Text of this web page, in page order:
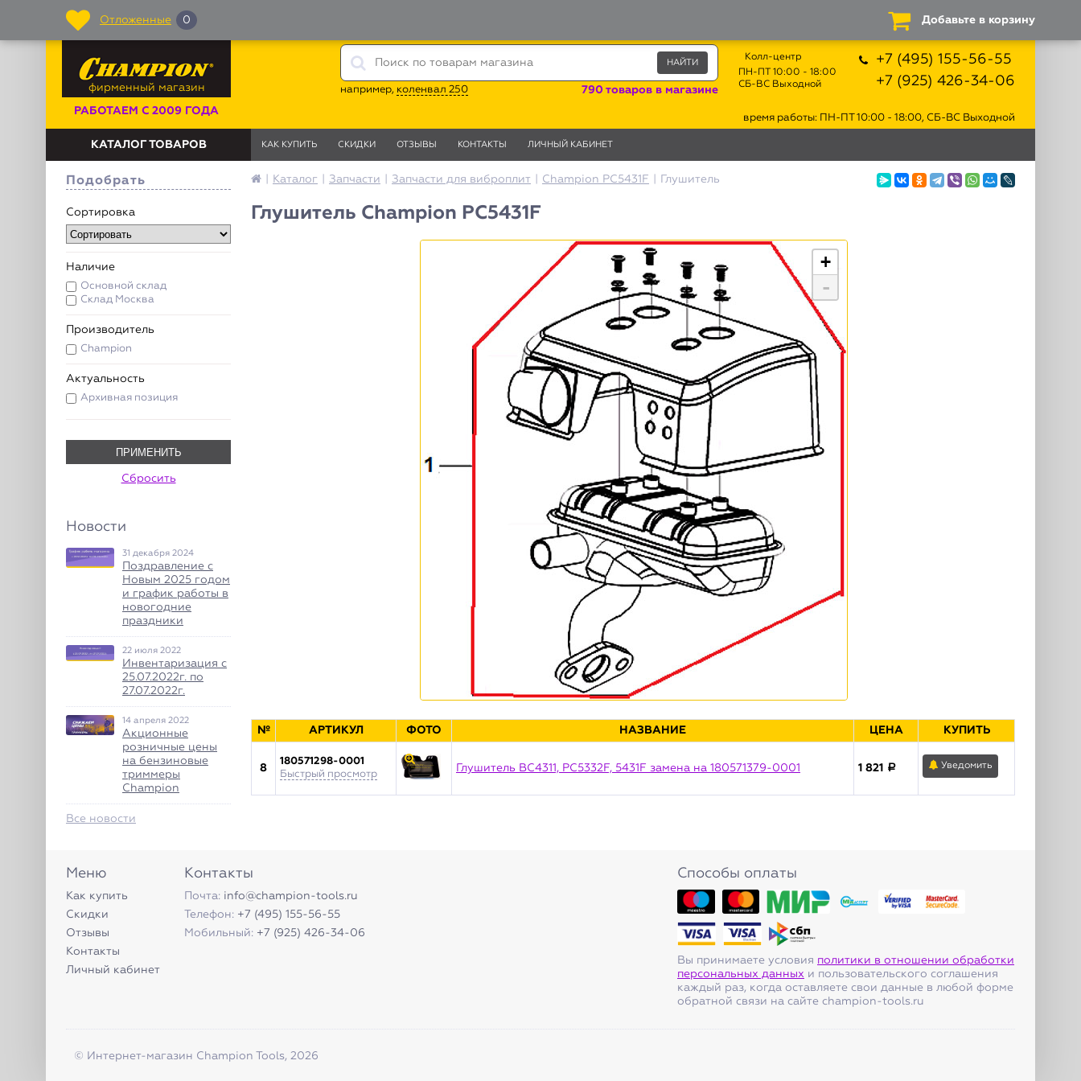
Каталог Запчасти Запчасти для виброплит Champion PC5431F Глушитель
Глушитель Champion PC5431F
№ АРТИКУЛ ФОТО НАЗВАНИЕ ЦЕНА КУПИТЬ
8
180571298-0001
Быстрый просмотр
Глушитель BC4311, PC5332F, 5431F замена на 180571379-0001 1 821 a Уведомить
Подобрать
Сортировка
Наличие
Основной склад
Склад Москва
Производитель
Champion
Актуальность
Архивная позиция
ПРИМЕНИТЬ
Сбросить
Новости
31 декабря 2024
Поздравление с
Новым 2025 годом
и график работы в
новогодние
праздники
22 июля 2022
Инвентаризация с
25.07.2022г. по
27.07.2022г.
14 апреля 2022
Акционные
розничные цены
на бензиновые
триммеры
Champion
Все новости
фирменный магазин
РАБОТАЕМ С 2009 ГОДА
например, коленвал 250 790 товаров в магазине
Колл-центр
ПН-ПТ 10:00 - 18:00
СБ-ВС Выходной
+7 (495) 155-56-55
+7 (925) 426-34-06
время работы: ПН-ПТ 10:00 - 18:00, СБ-ВС Выходной
КАТАЛОГ ТОВАРОВ КАК КУПИТЬ СКИДКИ ОТЗЫВЫ КОНТАКТЫ ЛИЧНЫЙ КАБИНЕТ
Меню
Как купить
Скидки
Отзывы
Контакты
Личный кабинет
Контакты
Почта: info@champion-tools.ru
Телефон: +7 (495) 155-56-55
Мобильный: +7 (925) 426-34-06
Способы оплаты
Вы принимаете условия политики в отношении обработки
персональных данных и пользовательского соглашения
каждый раз, когда оставляете свои данные в любой форме
обратной связи на сайте champion-tools.ru
© Интернет-магазин Champion Tools, 2026
Отложенные 0 Добавьте в корзину
+
-